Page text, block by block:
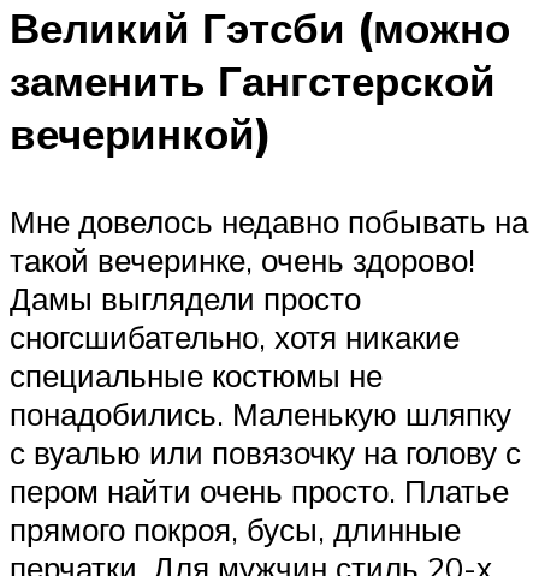
Великий Гэтсби (можно
заменить Гангстерской
вечеринкой)
Мне довелось недавно побывать на
такой вечеринке, очень здорово!
Дамы выглядели просто
сногсшибательно, хотя никакие
специальные костюмы не
понадобились. Маленькую шляпку
с вуалью или повязочку на голову с
пером найти очень просто. Платье
прямого покроя, бусы, длинные
перчатки. Для мужчин стиль 20-х